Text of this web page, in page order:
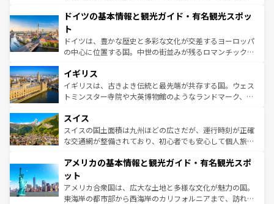
せる。地方によって風土や気候が異なるスペインはその個
ンテンツ一覧 を参照してほしい。
で、幅広い魅力が詰まっている。華麗な宮殿、歴史的な大
聖堂、美しいビーチ、そして豊かな自然が、訪れる者を心
から魅了する。また、フランスは美食の国としても知ら
れ、フランス料理はユネスコ無形文化遺産にも登録されて
香り高いラベンダー畑など、多彩な楽しみ方が可能だ。さ
らに、パリ以外の地域にも魅力が溢れており、どの街角に
も豊かな歴史と文化が息づいている。パリ以外の個性あふ
を参照してほしい。
ドイツの基本情報と観光ガイド・有名観光スポッ
ト
ドイツは、豊かな歴史と多彩な文化が交差するヨーロッパ
の中心に位置する国。中世の街並みが残るロマンチック街
顔を持つこの国は、どこを歩いても飽きることがない。ベ
ルリンの文化的活気、バイエルン州のアルプスの絶景、そ
してライン川沿いのワイン畑といった風景は必見。ビール
は、お酒好きな人にはぜひ体験してほしい。 なお、新着の
ドイツ情報はコンテンツ一覧を参照してほしい。
イギリス
イギリスは、古きよき伝統と最先端が共存する国。ウェス
トミンスター寺院や大英博物館のようなランドマーク、歴
リアごとに異なる魅力がある。また、優雅なアフタヌーン
ティー、ビール好きにはたまらない英国パブ、サッカー観
戦など、本場だからこそできる体験も豊富。イギリスを旅
ンツ一覧を参照してほしい。
スイス
スイスの国土面積は九州ほどの広さだが、運行時刻が正確
な交通網が整備されており、初心者でも安心して個人旅行
の建物がそのまま残る町や、スイスならではのユニークな
博物館もあり、アルプス観光だけでなく町歩きも満喫する
ことができる。国民の所得が高いため物価も高いが、旅行
者向けの交通パス提供のサービスもあり、うまく活用すれ
アメリカの基本情報と観光ガイド・有名観光スポ
ット
アメリカ合衆国は、広大な土地と多様な文化が魅力の国。
東海岸の都市部から西海岸のカリフォルニアまで、訪れる